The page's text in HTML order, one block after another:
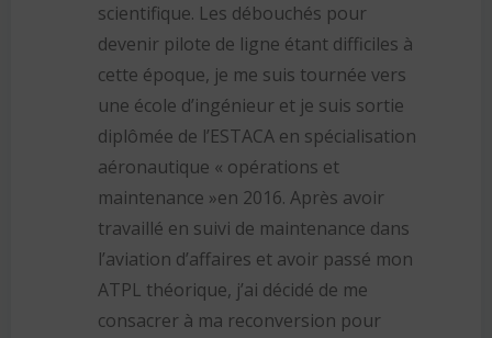
scientifique. Les débouchés pour
devenir pilote de ligne étant difficiles à
cette époque, je me suis tournée vers
une école d’ingénieur et je suis sortie
diplômée de l’ESTACA en spécialisation
aéronautique « opérations et
maintenance »en 2016. Après avoir
travaillé en suivi de maintenance dans
l’aviation d’affaires et avoir passé mon
ATPL théorique, j’ai décidé de me
consacrer à ma reconversion pour